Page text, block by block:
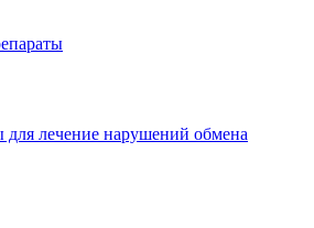
для лечение нарушений обмена